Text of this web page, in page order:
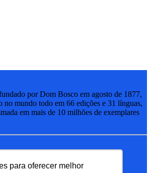
para oferecer melhor
por Dom Bosco em agosto de 1877,
no mundo todo em 66 edições e 31 línguas,
em mais de 10 milhões de exemplares
Brasil